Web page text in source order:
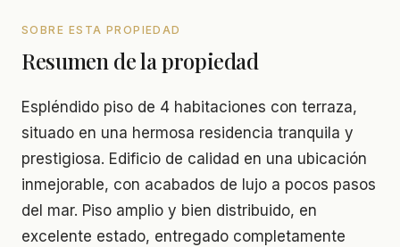
SOBRE ESTA PROPIEDAD
Resumen de la propiedad
Espléndido piso de 4 habitaciones con terraza,
situado en una hermosa residencia tranquila y
prestigiosa. Edificio de calidad en una ubicación
inmejorable, con acabados de lujo a pocos pasos
del mar. Piso amplio y bien distribuido, en
excelente estado, entregado completamente